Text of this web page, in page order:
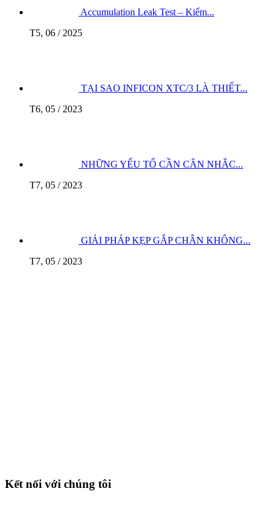
Accumulation Leak Test – Kiểm...
T5, 06 / 2025
TẠI SAO INFICON XTC/3 LÀ THIẾT...
T6, 05 / 2023
NHỮNG YẾU TỐ CẦN CÂN NHẮC...
T7, 05 / 2023
GIẢI PHÁP KẸP GẮP CHÂN KHÔNG...
T7, 05 / 2023
Kết nối với chúng tôi